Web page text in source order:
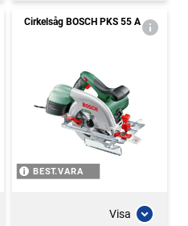
Cirkelsåg BOSCH PKS 55 A
BEST.VARA
Visa